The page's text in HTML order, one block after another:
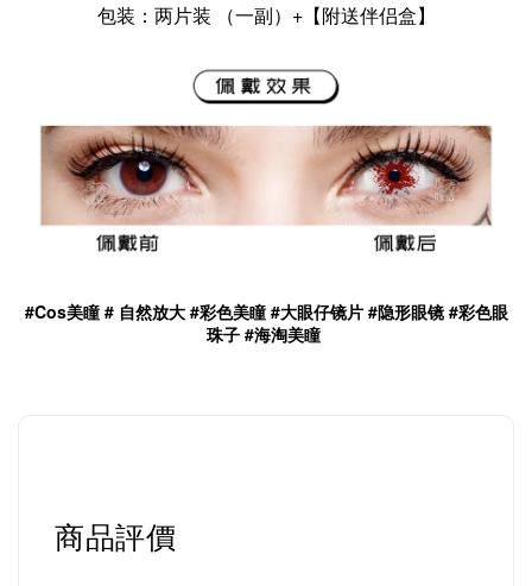
包装：两片装 （一副） +【附送伴侣盒】
#Cos美瞳 # 自然放大 #彩色美瞳 #大眼仔镜片 #隐形眼镜 #彩色眼
珠子 #海淘美瞳
商品評價